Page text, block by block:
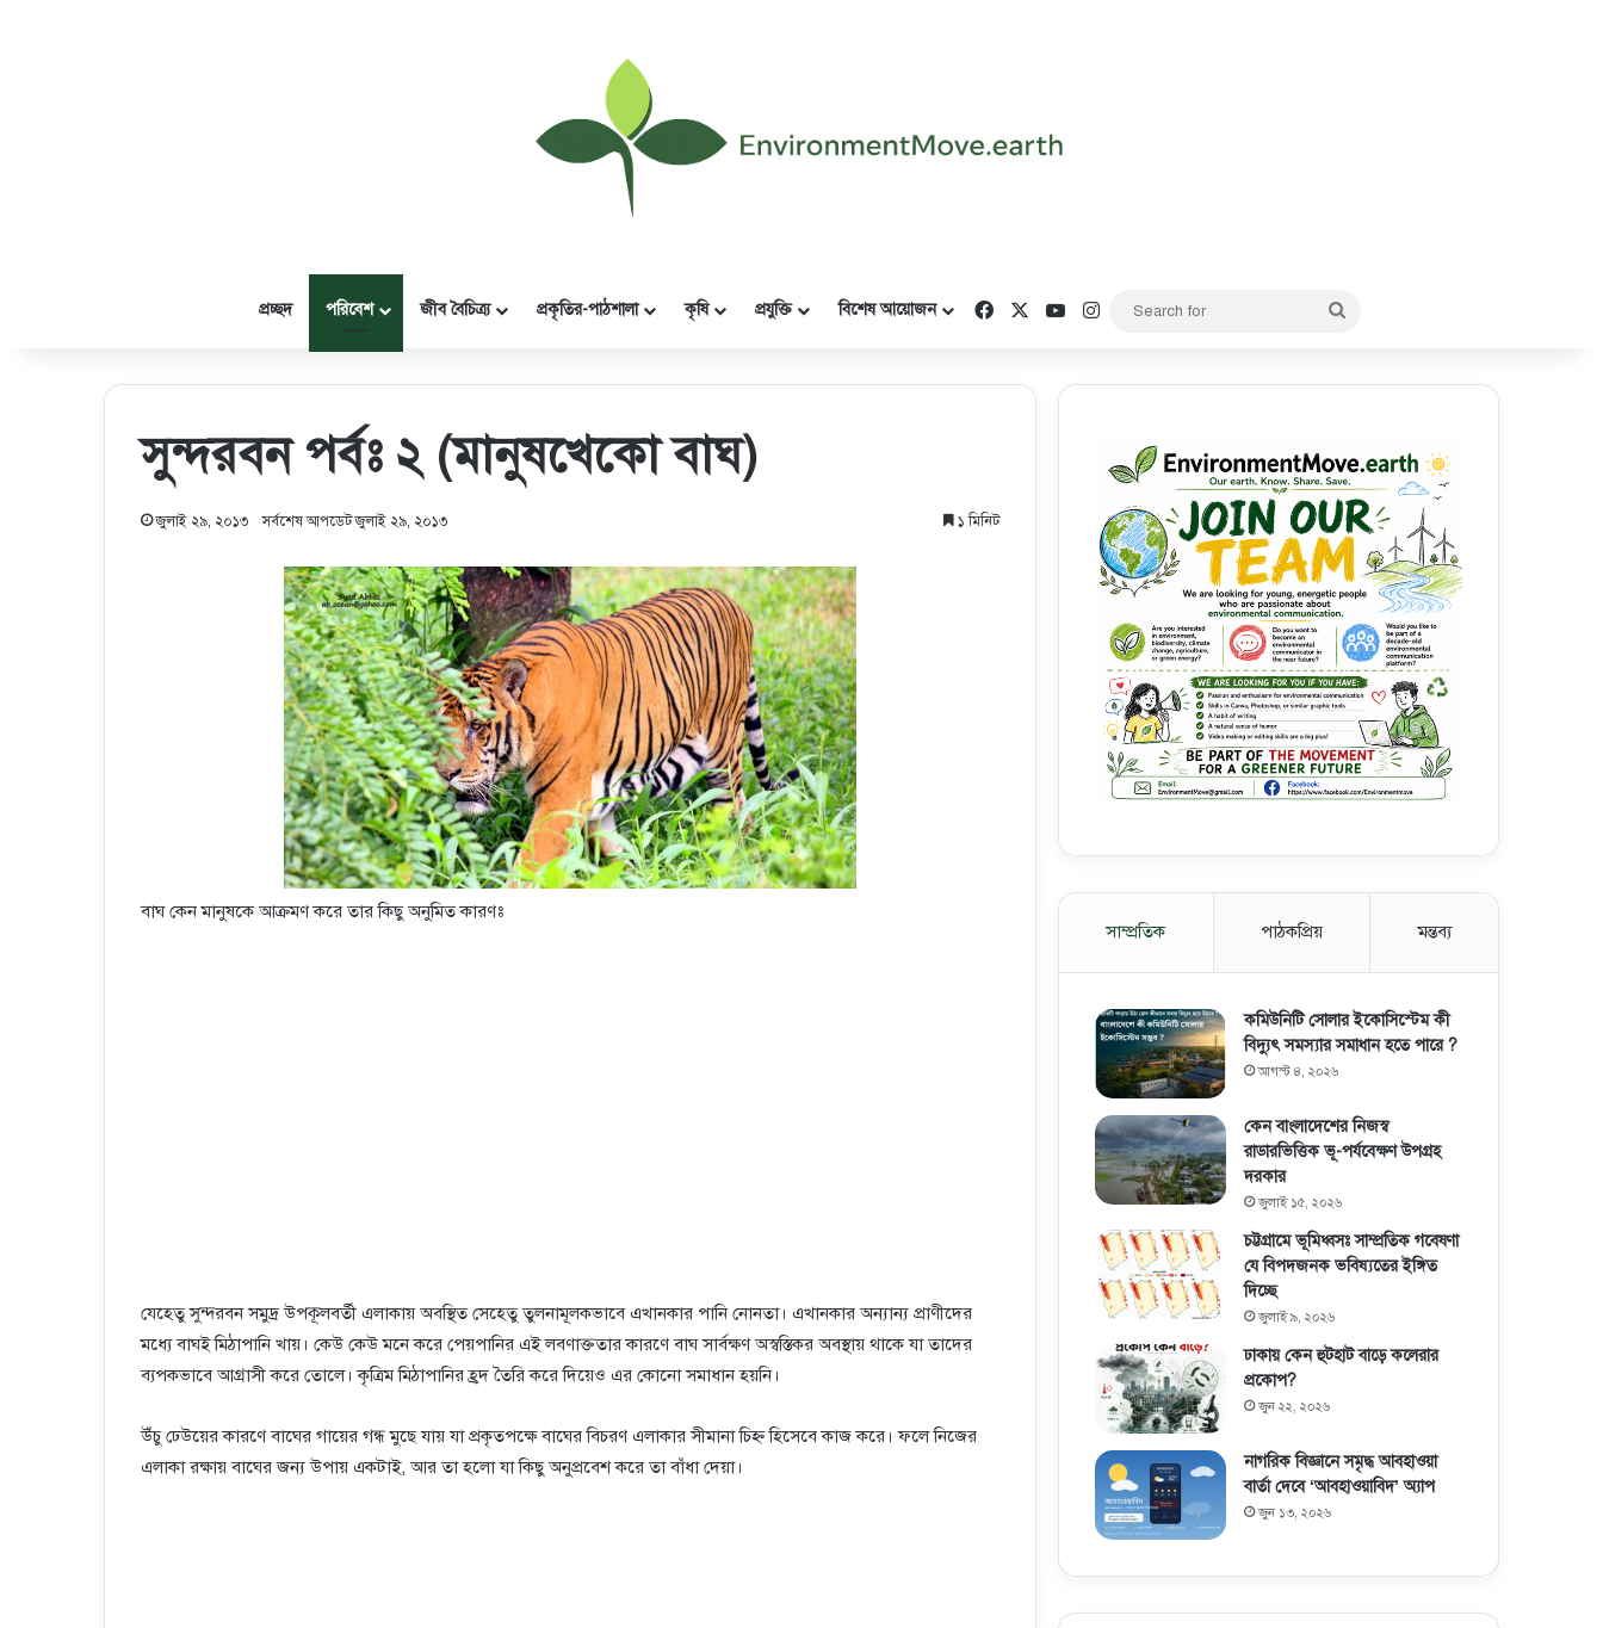
প্রচ্ছদ পরিবেশ জীব বৈচিত্র্য প্রকৃতির-পাঠশালা কৃষি প্রযুক্তি বিশেষ আয়োজন Facebook YouTubeInstagram
সুন্দরবন পর্বঃ ২ (মানুষখেকো বাঘ)
জুলাই ২৯, ২০১৩ সর্বশেষ আপডেট জুলাই ২৯, ২০১৩ ১ মিনিট
বাঘ কেন মানুষকে আক্রমণ করে তার কিছু অনুমিত কারণঃ
যেহেতু সুন্দরবন সমুদ্র উপকূলবর্তী এলাকায় অবস্থিত সেহেতু তুলনামূলকভাবে এখানকার পানি নোনতা। এখানকার অন্যান্য প্রাণীদের
মধ্যে বাঘই মিঠাপানি খায়। কেউ কেউ মনে করে পেয়পানির এই লবণাক্ততার কারণে বাঘ সার্বক্ষণ অস্বস্তিকর অবস্থায় থাকে যা তাদের
ব্যপকভাবে আগ্রাসী করে তোলে। কৃত্রিম মিঠাপানির হ্রদ তৈরি করে দিয়েও এর কোনো সমাধান হয়নি।
উঁচু ঢেউয়ের কারণে বাঘের গায়ের গন্ধ মুছে যায় যা প্রকৃতপক্ষে বাঘের বিচরণ এলাকার সীমানা চিহ্ণ হিসেবে কাজ করে। ফলে নিজের
এলাকা রক্ষায় বাঘের জন্য উপায় একটাই, আর তা হলো যা কিছু অনুপ্রবেশ করে তা বাঁধা দেয়া।
সাম্প্রতিক পাঠকপ্রিয় মন্তব্য
কমিউনিটি সোলার ইকোসিস্টেম কী
বিদ্যুৎ সমস্যার সমাধান হতে পারে ?
আগস্ট ৪, ২০২৬
কেন বাংলাদেশের নিজস্ব
রাডারভিত্তিক ভূ-পর্যবেক্ষণ উপগ্রহ
দরকার
জুলাই ১৫, ২০২৬
চট্টগ্রামে ভূমিধ্বসঃ সাম্প্রতিক গবেষণা
যে বিপদজনক ভবিষ্যতের ইঙ্গিত
দিচ্ছে
জুলাই ৯, ২০২৬
ঢাকায় কেন হুটহাট বাড়ে কলেরার
প্রকোপ?
জুন ২২, ২০২৬
নাগরিক বিজ্ঞানে সমৃদ্ধ আবহাওয়া
বার্তা দেবে ‘আবহাওয়াবিদ’ অ্যাপ
জুন ১৩, ২০২৬